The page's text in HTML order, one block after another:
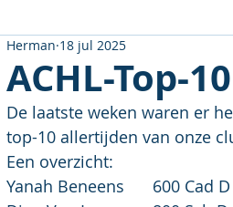
ACHL-Top-
Herman 18 jul 2025
De laatste weken waren er
top-10 allertijden van onze
Een overzicht: